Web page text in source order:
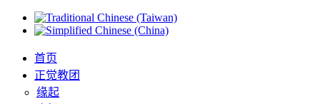
首页
正觉教团
缘起